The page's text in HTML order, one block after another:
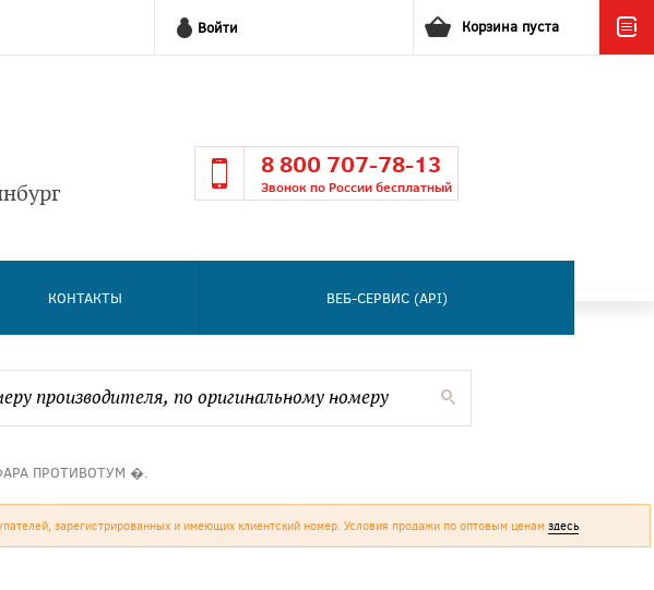
Войти Корзина пуста
8 800 707-78-13
Звонок по России бесплатный
КОНТАКТЫ ВЕБ-СЕРВИС (API)
ФАРА ПРОТИВОТУМ �.
зарегистрированных и имеющих клиентский номер. Условия продажи по оптовым ценам здесь.